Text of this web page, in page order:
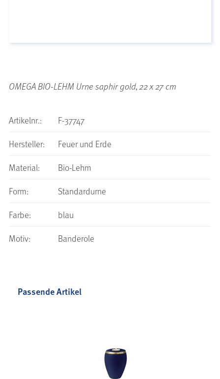
OMEGA BIO-LEHM Urne saphir gold, 22 x 27 cm
Artikelnr.:
F-37747
Hersteller:
Feuer und Erde
Material:
Bio-Lehm
Form:
Standardurne
Farbe:
blau
Motiv:
Banderole
Passende Artikel